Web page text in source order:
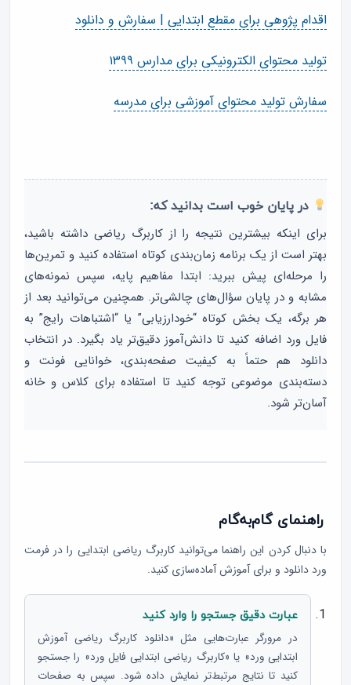
اقدام پژوهی برای مقطع ابتدایی | سفارش و دانلود
تولید محتوای الکترونیکی برای مدارس ۱۳۹۹
سفارش تولید محتوای آموزشی برای مدرسه
در پایان خوب است بدانید که:
برای اینکه بیشترین نتیجه را از کاربرگ ریاضی داشته باشید،
بهتر است از یک برنامه زمان‌بندی کوتاه استفاده کنید و تمرین‌ها
را مرحله‌ای پیش ببرید: ابتدا مفاهیم پایه، سپس نمونه‌های
مشابه و در پایان سؤال‌های چالشی‌تر. همچنین می‌توانید بعد از
هر برگه، یک بخش کوتاه “خودارزیابی” یا “اشتباهات رایج” به
فایل ورد اضافه کنید تا دانش‌آموز دقیق‌تر یاد بگیرد. در انتخاب
دانلود هم حتماً به کیفیت صفحه‌بندی، خوانایی فونت و
دسته‌بندی موضوعی توجه کنید تا استفاده برای کلاس و خانه
آسان‌تر شود.
راهنمای گام‌به‌گام
با دنبال کردن این راهنما می‌توانید کاربرگ ریاضی ابتدایی را در فرمت
ورد دانلود و برای آموزش آماده‌سازی کنید.
عبارت دقیق جستجو را وارد کنید
در مرورگر عبارت‌هایی مثل «دانلود کاربرگ ریاضی آموزش
ابتدایی ورد» یا «کاربرگ ریاضی ابتدایی فایل ورد» را جستجو
کنید تا نتایج مرتبط‌تر نمایش داده شود. سپس به صفحات